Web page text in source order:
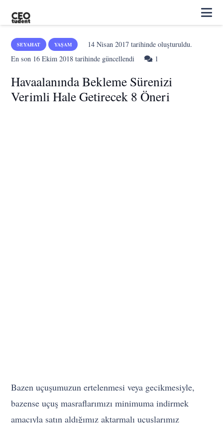
SEYAHAT YAŞAM 14 Nisan 2017tarihinde oluşturuldu.
En son 16 Ekim 2018 tarihinde güncellendi 1
Havaalanında Bekleme Sürenizi
Verimli Hale Getirecek 8 Öneri
Bazen uçuşumuzun ertelenmesi veya gecikmesiyle,
bazense uçuş masraflarımızı minimuma indirmek
amacıyla satın aldığımız aktarmalı uçuşlarımız